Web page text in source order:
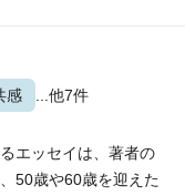
感 ...他7件
エッセイは、著者の
50歳や60歳を迎えた